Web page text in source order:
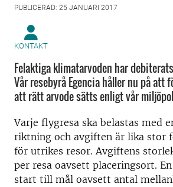
PUBLICERAD: 25 JANUARI 2017
KONTAKT
Felaktiga klimatarvoden har
Vår resebyrå Egencia håller nu på att
att rätt arvode sätts enligt vår
Varje flygresa ska belastas med
riktning och avgiften är lika stor
för utrikes resor. Avgiftens
per resa oavsett placeringsort.
start till mål oavsett antal